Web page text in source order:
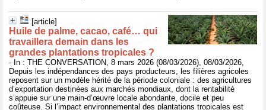
[article]
Huile de palme, cacao, café… qui
travaillera demain dans les
grandes plantations tropicales ?
- In : THE CONVERSATION, 8 mars 2026 (08/03/2026), 08/03/2026,
Depuis les indépendances des pays producteurs, les filières agricoles
reposent sur un modèle hérité de la période coloniale : des agricultures
d’exportation destinées aux marchés mondiaux, dont la rentabilité
s’appuie sur une main-d’œuvre locale abondante, docile et peu
coûteuse. Si l’impact environnemental des plantations tropicales est